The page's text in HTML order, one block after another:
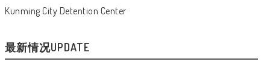
Kunming City Detention Center
最新情况UPDATE